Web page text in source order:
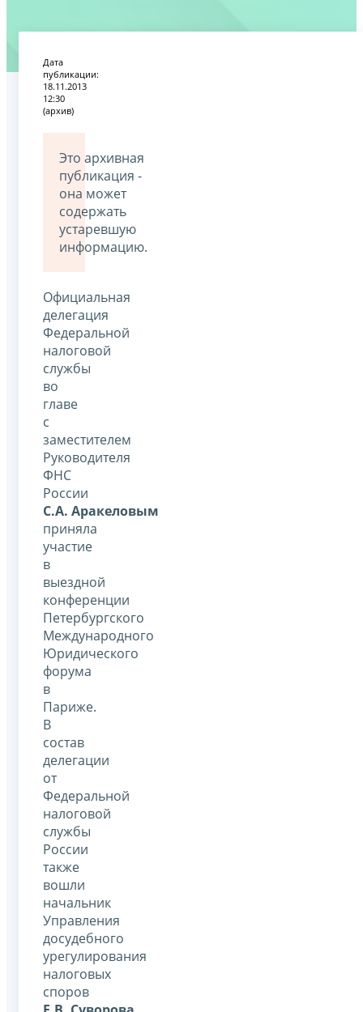
Дата
публикации:
18.11.2013
12:30
(архив)
Это архивная
публикация -
она может
содержать
устаревшую
информацию.
Официальная
делегация
Федеральной
налоговой
службы
во
главе
с
заместителем
Руководителя
ФНС
России
С.А. Аракеловым
приняла
участие
в
выездной
конференции
Петербургского
Международного
Юридического
форума
в
Париже.
В
состав
делегации
от
Федеральной
налоговой
службы
России
также
вошли
начальник
Управления
досудебного
урегулирования
налоговых
споров